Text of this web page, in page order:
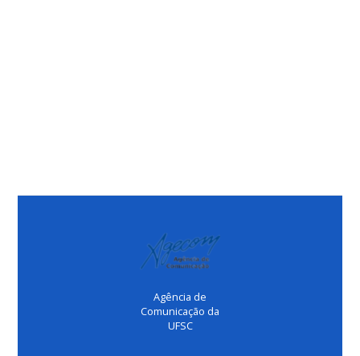
Agência de
Comunicação da
UFSC